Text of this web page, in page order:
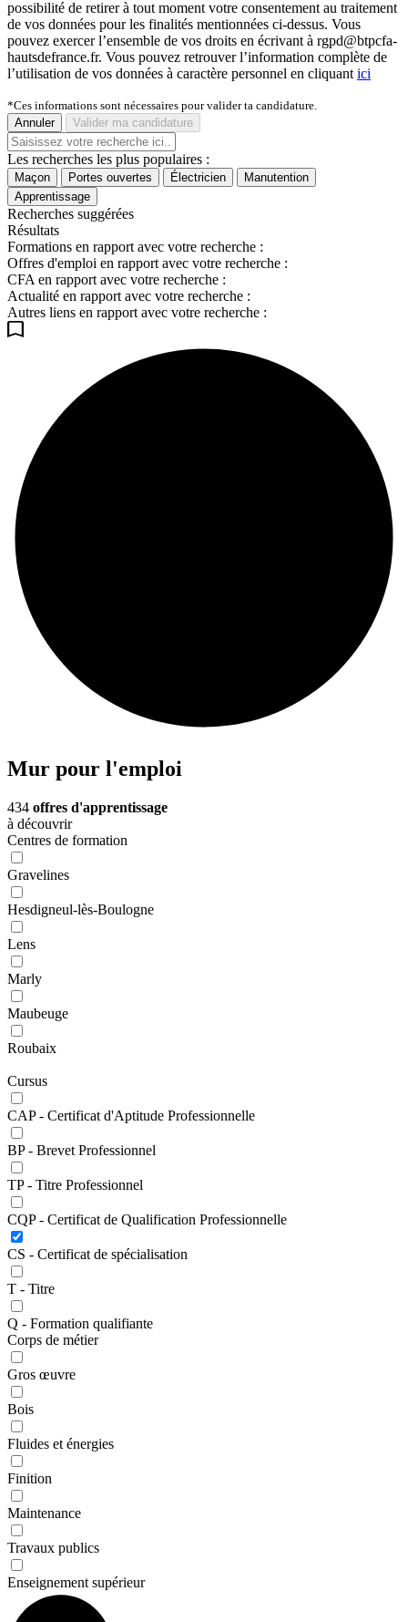
possibilité de retirer à tout moment votre consentement au traitement
de vos données pour les finalités mentionnées ci-dessus. Vous
pouvez exercer l’ensemble de vos droits en écrivant à rgpd@btpcfa-
hautsdefrance.fr. Vous pouvez retrouver l’information complète de
l’utilisation de vos données à caractère personnel en cliquant ici
*Ces informations sont nécessaires pour valider ta candidature.
Annuler
Valider ma candidature
Les recherches les plus populaires :
Maçon Portes ouvertes Électricien
Manutention
Apprentissage
Recherches suggérées
Résultats
Formations en rapport avec votre recherche :
Offres d'emploi en rapport avec votre recherche :
CFA en rapport avec votre recherche :
Actualité en rapport avec votre recherche :
Autres liens en rapport avec votre recherche :
Mur pour l'emploi
434 offres d'apprentissage
à découvrir
Centres de formation
Gravelines
Hesdigneul-lès-Boulogne
Lens
Marly
Maubeuge
Roubaix
Cursus
CAP - Certificat d'Aptitude Professionnelle
BP - Brevet Professionnel
TP - Titre Professionnel
CQP - Certificat de Qualification Professionnelle
CS - Certificat de spécialisation
T - Titre
Q - Formation qualifiante
Corps de métier
Gros œuvre
Bois
Fluides et énergies
Finition
Maintenance
Travaux publics
Enseignement supérieur